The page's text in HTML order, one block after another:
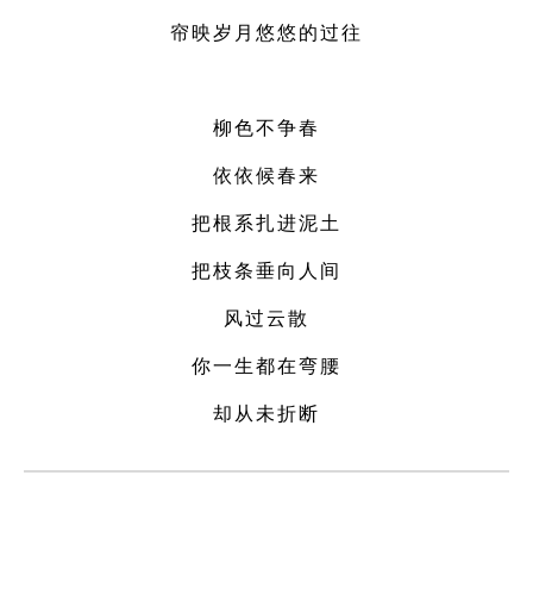
帘映岁月悠悠的过往
柳色不争春
依依候春来
把根系扎进泥土
把枝条垂向人间
风过云散
你一生都在弯腰
却从未折断